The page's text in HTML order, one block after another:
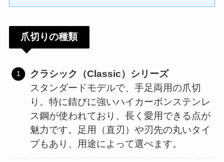
爪切りの種類
クラシック（Classic）シリーズ
スタンダードモデルで、手足両用の爪切
り。特に錆びに強いハイカーボンステンレ
ス鋼が使われており、長く愛用できる点が
魅力です。足用（直刃）や刃先の丸いタイ
プもあり、用途によって選べます。